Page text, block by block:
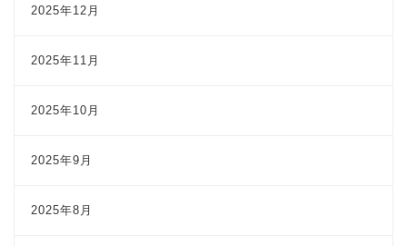
2025年12月
2025年11月
2025年10月
2025年9月
2025年8月